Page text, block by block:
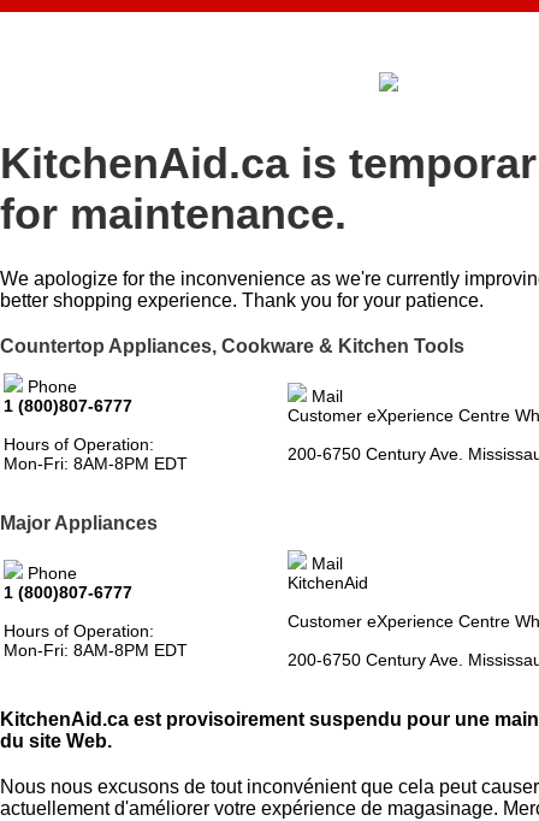
KitchenAid.ca is
for maintenance.
We apologize for the inconvenience as we're currently
better shopping experience. Thank you for your patience.
Countertop Appliances, Cookware & Kitchen Tools
Phone
1 (800)807-6777
Hours of Operation:
Mon-Fri: 8AM-8PM EDT
Mail
Customer eXperience Centre
200-6750 Century Ave.
Major Appliances
Phone
1 (800)807-6777
Hours of Operation:
Mon-Fri: 8AM-8PM EDT
Mail
KitchenAid
Customer eXperience Centre
200-6750 Century Ave.
KitchenAid.ca est provisoirement suspendu pour une
du site Web.
Nous nous excusons de tout inconvénient que cela peut
actuellement d'améliorer votre expérience de magasinage.